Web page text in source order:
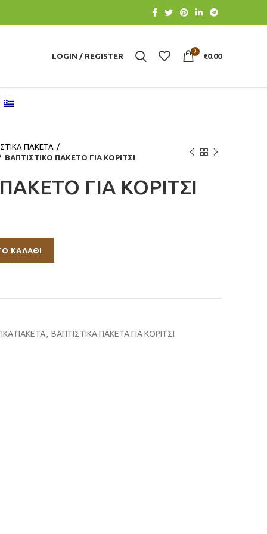
LOGIN / REGISTER
0
€0.00
ΠΑΚΕΤΑ
ΒΑΠΤΙΣΤΙΚΟ ΠΑΚΕΤΟ ΓΙΑ ΚΟΡΙΤΣΙ
ΓΙΑ ΚΟΡΙΤΣΙ
ΚΑΛΆΘΙ
ΠΑΚΕΤΑ, ΒΑΠΤΙΣΤΙΚΑ ΠΑΚΕΤΑ ΓΙΑ ΚΟΡΙΤΣΙ